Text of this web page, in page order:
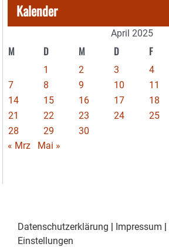
Kalender
April 2025
M D M D F
1 2 3 4
7
8 9 10 11
14
15 16 17 18
21
22 23 24 25
28
29
30
« Mrz
Mai »
Datenschutzerklärung | Impressum |
Einstellungen